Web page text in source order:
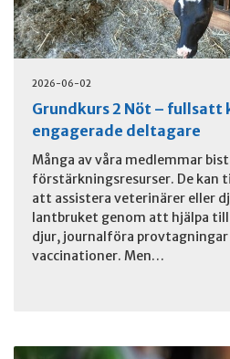
2026-06-02
Grundkurs 2 Nöt – fullsatt
engagerade deltagare
Många av våra medlemmar
förstärkningsresurser. De kan
att assistera veterinärer eller
lantbruket genom att hjälpa
djur, journalföra
vaccinationer. Men…